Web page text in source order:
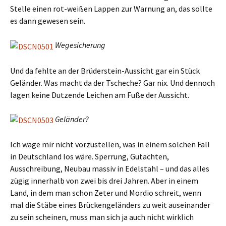
Stelle einen rot-weißen Lappen zur Warnung an, das sollte
es dann gewesen sein.
Wegesicherung
Und da fehlte an der Brüderstein-Aussicht gar ein Stück
Geländer. Was macht da der Tscheche? Gar nix. Und dennoch
lagen keine Dutzende Leichen am Fuße der Aussicht.
Geländer?
Ich wage mir nicht vorzustellen, was in einem solchen Fall
in Deutschland los wäre. Sperrung, Gutachten,
Ausschreibung, Neubau massiv in Edelstahl – und das alles
zügig innerhalb von zwei bis drei Jahren. Aber in einem
Land, in dem man schon Zeter und Mordio schreit, wenn
mal die Stäbe eines Brückengeländers zu weit auseinander
zu sein scheinen, muss man sich ja auch nicht wirklich